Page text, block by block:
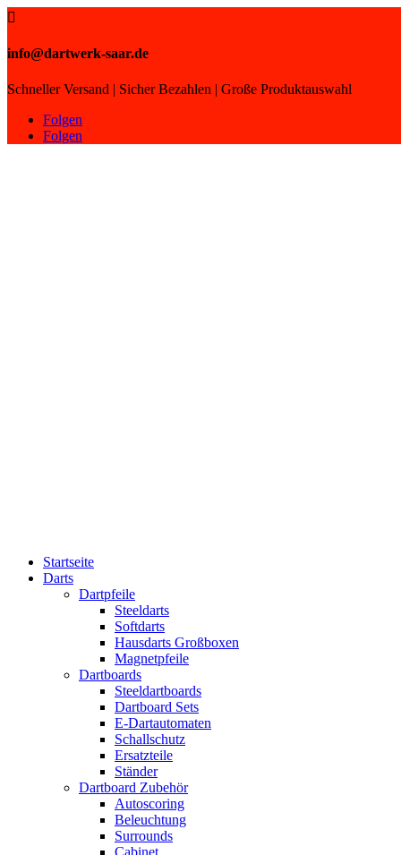

info@dartwerk-saar.de
Schneller Versand | Sicher Bezahlen | Große Produktauswahl
Folgen
Folgen
Startseite
Darts
Dartpfeile
Steeldarts
Softdarts
Hausdarts Großboxen
Magnetpfeile
Dartboards
Steeldartboards
Dartboard Sets
E-Dartautomaten
Schallschutz
Ersatzteile
Ständer
Dartboard Zubehör
Autoscoring
Beleuchtung
Surrounds
Cabinet